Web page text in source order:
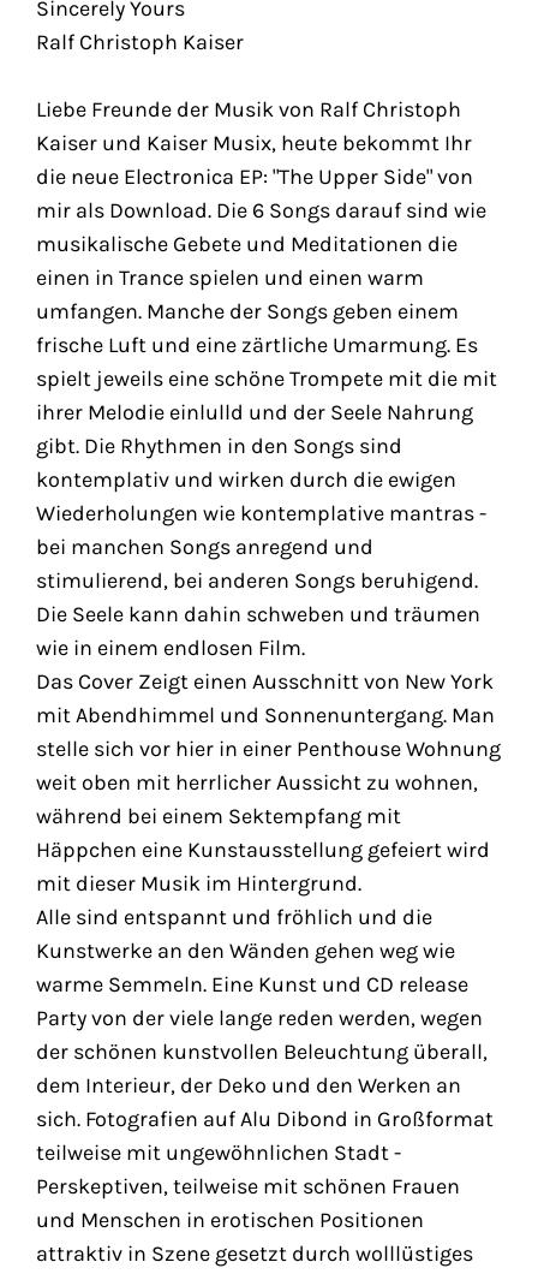
Sincerely Yours
Ralf Christoph Kaiser
Liebe Freunde der Musik von Ralf Christoph
Kaiser und Kaiser Musix, heute bekommt Ihr
die neue Electronica EP: "The Upper Side" von
mir als Download. Die 6 Songs darauf sind wie
musikalische Gebete und Meditationen die
einen in Trance spielen und einen warm
umfangen. Manche der Songs geben einem
frische Luft und eine zärtliche Umarmung. Es
spielt jeweils eine schöne Trompete mit die mit
ihrer Melodie einlulld und der Seele Nahrung
gibt. Die Rhythmen in den Songs sind
kontemplativ und wirken durch die ewigen
Wiederholungen wie kontemplative mantras -
bei manchen Songs anregend und
stimulierend, bei anderen Songs beruhigend.
Die Seele kann dahin schweben und träumen
wie in einem endlosen Film.
Das Cover Zeigt einen Ausschnitt von New York
mit Abendhimmel und Sonnenuntergang. Man
stelle sich vor hier in einer Penthouse Wohnung
weit oben mit herrlicher Aussicht zu wohnen,
während bei einem Sektempfang mit
Häppchen eine Kunstausstellung gefeiert wird
mit dieser Musik im Hintergrund.
Alle sind entspannt und fröhlich und die
Kunstwerke an den Wänden gehen weg wie
warme Semmeln. Eine Kunst und CD release
Party von der viele lange reden werden, wegen
der schönen kunstvollen Beleuchtung überall,
dem Interieur, der Deko und den Werken an
sich. Fotografien auf Alu Dibond in Großformat
teilweise mit ungewöhnlichen Stadt -
Perskeptiven, teilweise mit schönen Frauen
und Menschen in erotischen Positionen
attraktiv in Szene gesetzt durch wolllüstiges